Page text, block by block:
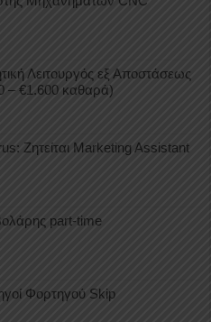
Λειτουργός εξ Αποστάσεως
– €1.600 καθαρά)
Ζητείται Marketing Assistant
part-time
Φορτηγού Skip